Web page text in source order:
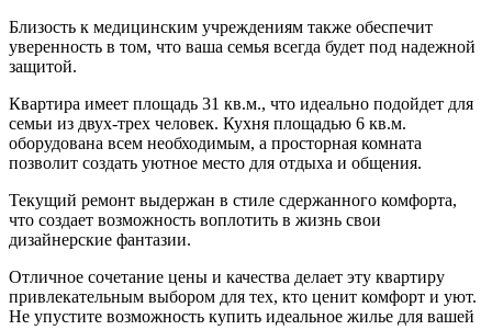
Близoсть к медицинским учреждениям тaкже обecпечит
увeренность в том, что ваша семья всегда будет под надежной
защитой.
Квартира имеет площадь 31 кв.м., что идеально подойдет для
семьи из двух-трех человек. Кухня площадью 6 кв.м.
оборудована всем необходимым, а просторная комната
позволит создать уютное место для отдыха и общения.
Текущий ремонт выдержан в стиле сдержанного комфорта,
что создает возможность воплотить в жизнь свои
дизайнерские фантазии.
Отличное сочетание цены и качества делает эту квартиру
привлекательным выбором для тех, кто ценит комфорт и уют.
Не упустите возможность купить идеальное жилье для вашей